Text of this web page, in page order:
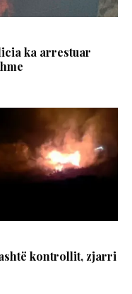
ka arrestuar
kontrollit, zjarri